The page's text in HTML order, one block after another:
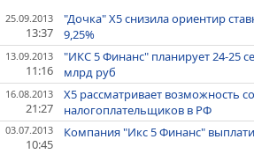
25.09.2013
13:37
"Дочка" X5 снизила ориентир
9,25%
13.09.2013
11:16
"ИКС 5 Финанс" планирует 24-25
млрд руб
16.08.2013
21:27
X5 рассматривает возможность
налогоплательщиков в РФ
03.07.2013
10:45
Компания "Икс 5 Финанс"